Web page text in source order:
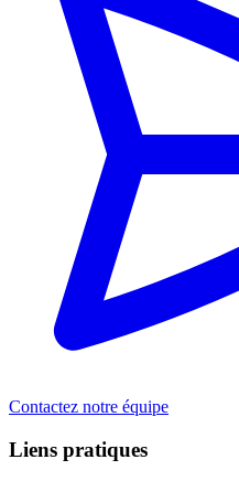
Contactez notre équipe
Liens pratiques